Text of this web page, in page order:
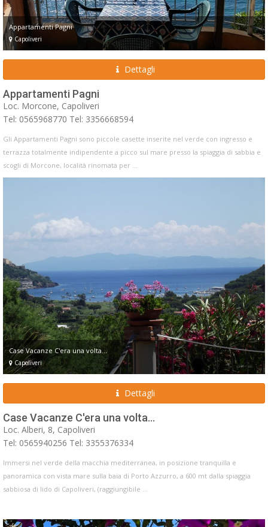
Appartamenti Pagni
Capoliveri
Dettagli
Appartamenti Pagni
Loc. Morcone, Capoliveri
Tel: 0565968770 Tel: 3356668594
Gli Appartamenti Pagni sono piccole casette inserite nel verde con ingresso e
terrazza totalmente indipendente a picco sul mare presso la spiaggia di sabbia e
scogli di Morcone, località rinomata per ...
Case Vacanze C'era una volta...
Capoliveri
Dettagli
Case Vacanze C'era una volta...
Loc. Alberi, 8, Capoliveri
Tel: 0565940256 Tel: 3355376334
Immersi nel verde della macchia mediterranea, in posizione tranquilla e
panoramica con vista mare sulla baia di Porto Azzurro, a 600 mt dalla spiaggia
sabbiosa di lido di Capoliveri, (raggiungibile ...